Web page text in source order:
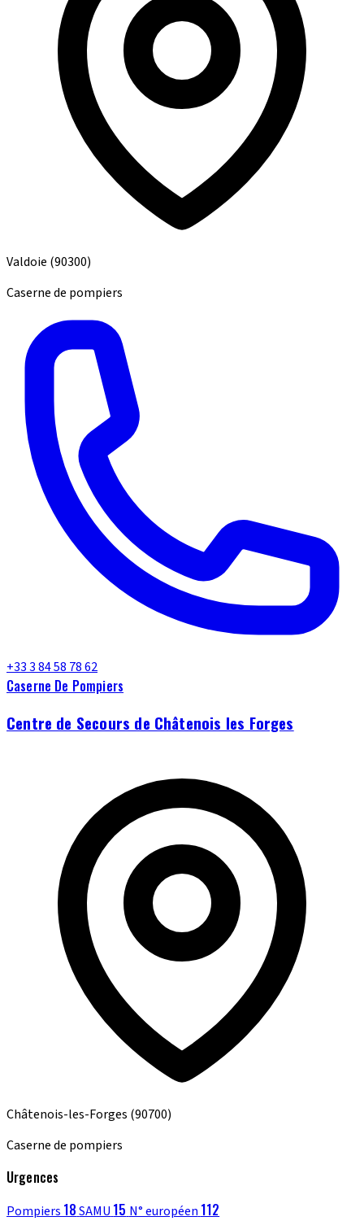
Valdoie (90300)
Caserne de pompiers
+33 3 84 58 78 62
Caserne De Pompiers
Centre de Secours de Châtenois les Forges
Châtenois-les-Forges (90700)
Caserne de pompiers
Urgences
Pompiers 18SAMU 15 N° européen 112